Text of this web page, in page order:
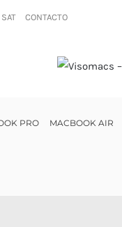
SAT CONTACTO
PRO MACBOOK AIR